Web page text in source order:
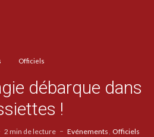
Officiels
débarque dans
!
2 min de lecture Evénements Officiels